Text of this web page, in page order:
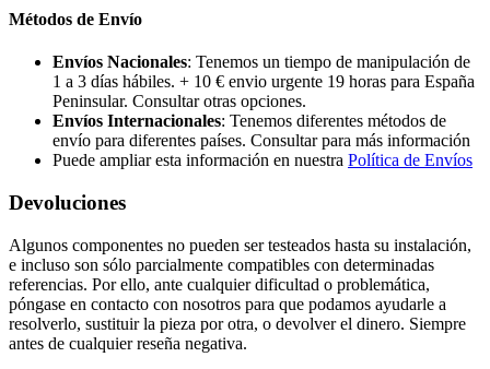
Métodos de Envío
Envíos Nacionales: Tenemos un tiempo de manipulación de
1 a 3 días hábiles. + 10 € envio urgente 19 horas para España
Peninsular. Consultar otras opciones.
Envíos Internacionales: Tenemos diferentes métodos de
envío para diferentes países. Consultar para más información
Puede ampliar esta información en nuestra Política de Envíos
Devoluciones
Algunos componentes no pueden ser testeados hasta su instalación,
e incluso son sólo parcialmente compatibles con determinadas
referencias. Por ello, ante cualquier dificultad o problemática,
póngase en contacto con nosotros para que podamos ayudarle a
resolverlo, sustituir la pieza por otra, o devolver el dinero. Siempre
antes de cualquier reseña negativa.